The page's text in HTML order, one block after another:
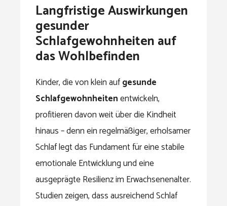
Langfristige Auswirkungen
gesunder
Schlafgewohnheiten auf
das Wohlbefinden
Kinder, die von klein aufgesunde
Schlafgewohnheitenentwickeln,
profitieren davon weit über die Kindheit
hinaus – denn ein regelmäßiger, erholsamer
Schlaf legt das Fundament für eine stabile
emotionale Entwicklung und eine
ausgeprägte Resilienz im Erwachsenenalter.
Studien zeigen, dass ausreichend Schlaf